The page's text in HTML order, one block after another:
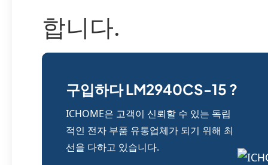
합니다.
구입하다 LM2940CS-15 ?
ICHOME은 고객이 신뢰할 수 있는 독립
적인 전자 부품 유통업체가 되기 위해 최
선을 다하고 있습니다.